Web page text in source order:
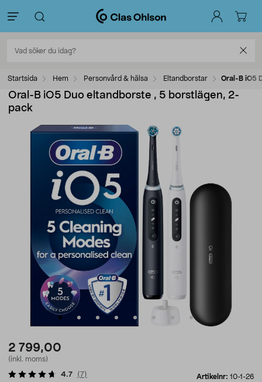
Startsida Hem Personvård & hälsa Eltandborstar Oral-B iO5
Oral-B iO5 Duo eltandborste , 5 borstlägen, 2-
pack
2 799,00
(inkl. moms)
Artikelnr: 10-1-26
4.7 (7)